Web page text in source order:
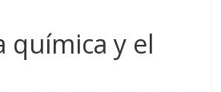
química y el